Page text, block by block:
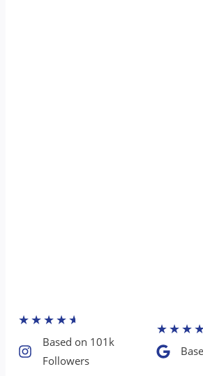
★★★★★
Based on 101k
Followers​
★★★